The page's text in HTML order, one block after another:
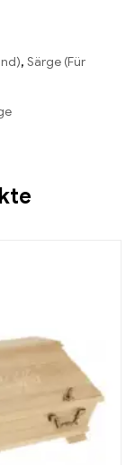
, Särge (Für